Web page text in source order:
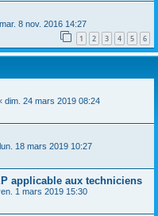
mar. 8 nov. 2016 14:27
1 2 3 4 5 6
dim. 24 mars 2019 08:24
lun. 18 mars 2019 10:27
applicable aux techniciens
1 mars 2019 15:30